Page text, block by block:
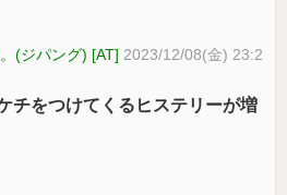
(ジパング) [AT] 2023/12/08(金) 23:2
チをつけてくるヒステリーが増